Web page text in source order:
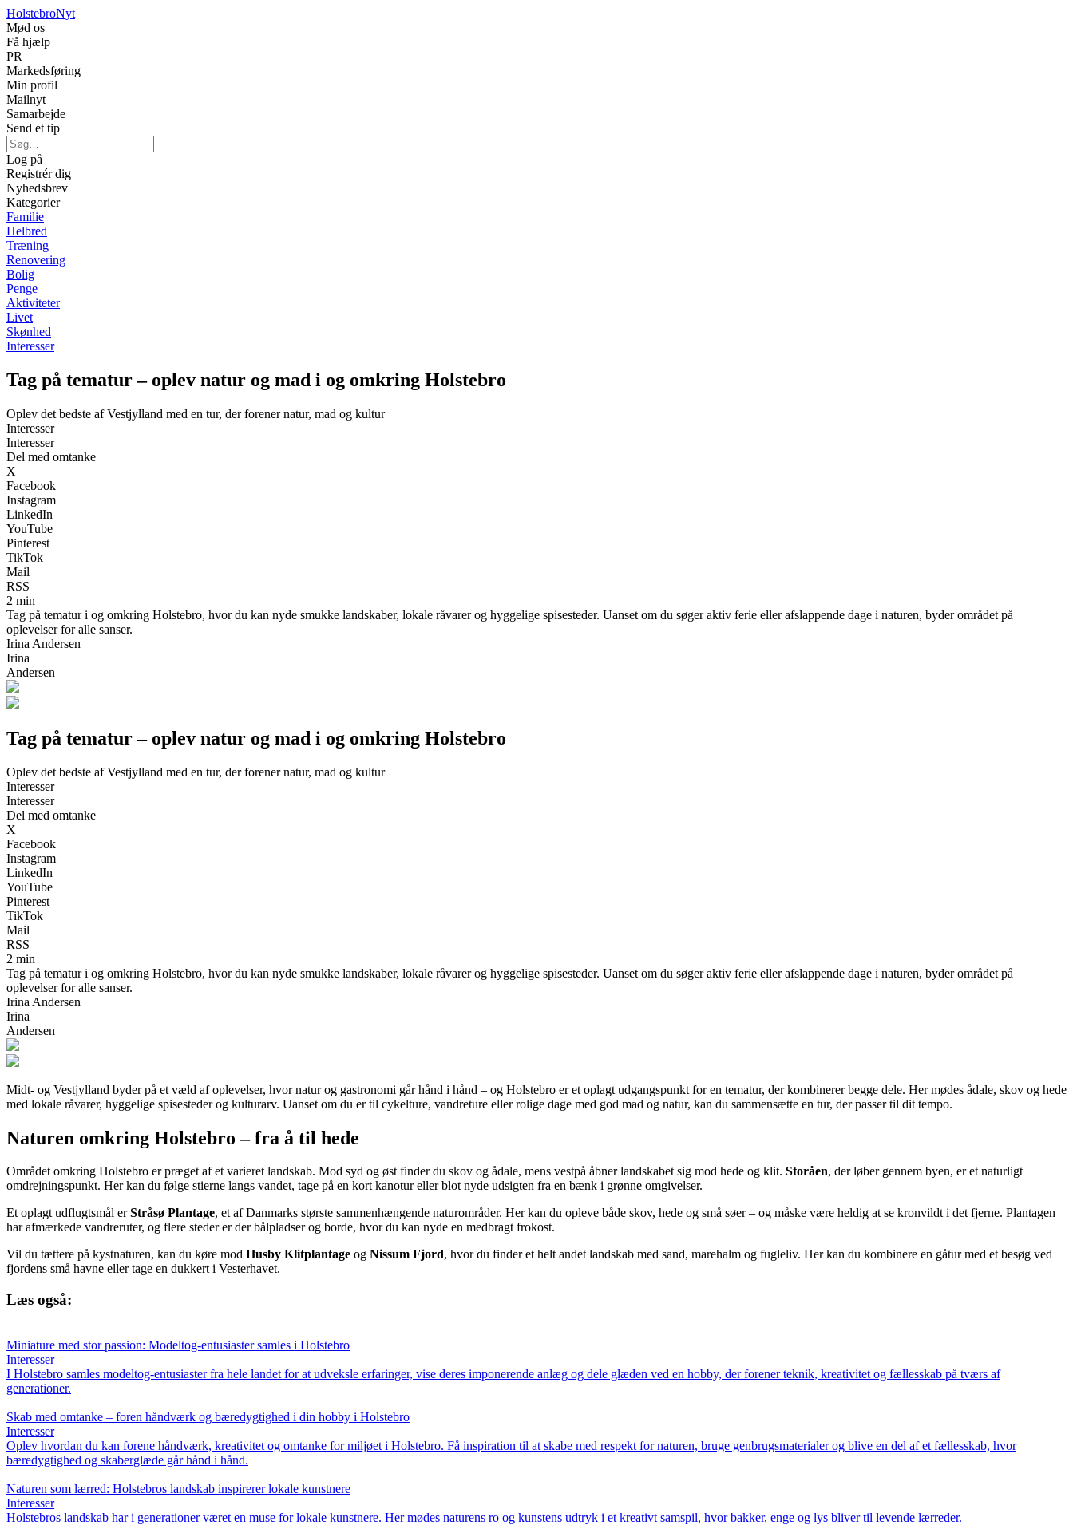
HolstebroNyt
Mød os
Få hjælp
PR
Markedsføring
Min profil
Mailnyt
Samarbejde
Send et tip
Log på
Registrér dig
Nyhedsbrev
Kategorier
Familie
Helbred
Træning
Renovering
Bolig
Penge
Aktiviteter
Livet
Skønhed
Interesser
Tag på tematur – oplev natur og mad i og omkring Holstebro
Oplev det bedste af Vestjylland med en tur, der forener natur, mad og kultur
Interesser
Interesser
Del med omtanke
X
Facebook
Instagram
LinkedIn
YouTube
Pinterest
TikTok
Mail
RSS
2 min
Tag på tematur i og omkring Holstebro, hvor du kan nyde smukke landskaber, lokale råvarer og hyggelige spisesteder. Uanset om du søger aktiv ferie eller afslappende dage i naturen, byder området på
oplevelser for alle sanser.
Irina Andersen
Irina
Andersen
Tag på tematur – oplev natur og mad i og omkring Holstebro
Oplev det bedste af Vestjylland med en tur, der forener natur, mad og kultur
Interesser
Interesser
Del med omtanke
X
Facebook
Instagram
LinkedIn
YouTube
Pinterest
TikTok
Mail
RSS
2 min
Tag på tematur i og omkring Holstebro, hvor du kan nyde smukke landskaber, lokale råvarer og hyggelige spisesteder. Uanset om du søger aktiv ferie eller afslappende dage i naturen, byder området på
oplevelser for alle sanser.
Irina Andersen
Irina
Andersen
Midt- og Vestjylland byder på et væld af oplevelser, hvor natur og gastronomi går hånd i hånd – og Holstebro er et oplagt udgangspunkt for en tematur, der kombinerer begge dele. Her mødes ådale, skov og hede
med lokale råvarer, hyggelige spisesteder og kulturarv. Uanset om du er til cykelture, vandreture eller rolige dage med god mad og natur, kan du sammensætte en tur, der passer til dit tempo.
Naturen omkring Holstebro – fra å til hede
Området omkring Holstebro er præget af et varieret landskab. Mod syd og øst finder du skov og ådale, mens vestpå åbner landskabet sig mod hede og klit. Storåen, der løber gennem byen, er et naturligt
omdrejningspunkt. Her kan du følge stierne langs vandet, tage på en kort kanotur eller blot nyde udsigten fra en bænk i grønne omgivelser.
Et oplagt udflugtsmål erStråsø Plantage, et af Danmarks største sammenhængende naturområder. Her kan du opleve både skov, hede og små søer – og måske være heldig at se kronvildt i det fjerne. Plantagen
har afmærkede vandreruter, og flere steder er der bålpladser og borde, hvor du kan nyde en medbragt frokost.
Vil du tættere på kystnaturen, kan du køre mod Husby Klitplantage og Nissum Fjord, hvor du finder et helt andet landskab med sand, marehalm og fugleliv. Her kan du kombinere en gåtur med et besøg ved
fjordens små havne eller tage en dukkert i Vesterhavet.
Læs også:
Miniature med stor passion: Modeltog-entusiaster samles i Holstebro
Interesser
I Holstebro samles modeltog-entusiaster fra hele landet for at udveksle erfaringer, vise deres imponerende anlæg og dele glæden ved en hobby, der forener teknik, kreativitet og fællesskab på tværs af
generationer.
Skab med omtanke – foren håndværk og bæredygtighed i din hobby i Holstebro
Interesser
Oplev hvordan du kan forene håndværk, kreativitet og omtanke for miljøet i Holstebro. Få inspiration til at skabe med respekt for naturen, bruge genbrugsmaterialer og blive en del af et fællesskab, hvor
bæredygtighed og skaberglæde går hånd i hånd.
Naturen som lærred: Holstebros landskab inspirerer lokale kunstnere
Interesser
Holstebros landskab har i generationer været en muse for lokale kunstnere. Her mødes naturens ro og kunstens udtryk i et kreativt samspil, hvor bakker, enge og lys bliver til levende lærreder.